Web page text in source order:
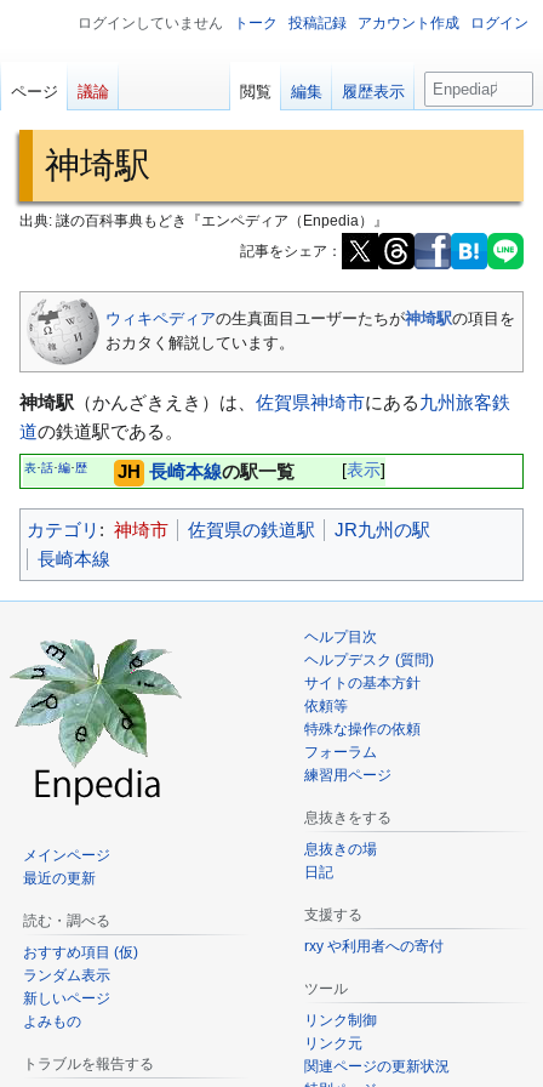
神埼駅
出典: 謎の百科事典もどき『エンペディア（Enpedia）』
記事をシェア：
ビ
ー
シ
ョ
ン
に
移
動
索
移
動
ウィキペディアの生真面目ユーザーたちが神埼駅の項目を
おカタく解説しています。
神埼駅 （かんざきえき）は、 佐賀県神埼市にある九州旅客鉄
道の鉄道駅である。
表示
表･話･編･歴 JH 長崎本線の駅一覧
カテゴリ : 神埼市 佐賀県の鉄道駅
JR九州の駅
長崎本線
ログインしていません トーク 投稿記録 アカウント作成 ログイン
ページ 議論 閲覧 編集 履歴表示
検
索
メインページ
最近の更新
読む・調べる
おすすめ項目 (仮)
ランダム表示
新しいページ
よみもの
トラブルを報告する
ヘルプ目次
ヘルプデスク (質問)
サイトの基本方針
依頼等
特殊な操作の依頼
フォーラム
練習用ページ
息抜きをする
息抜きの場
日記
支援する
rxy や利用者への寄付
ツール
リンク制御
リンク元
関連ページの更新状況